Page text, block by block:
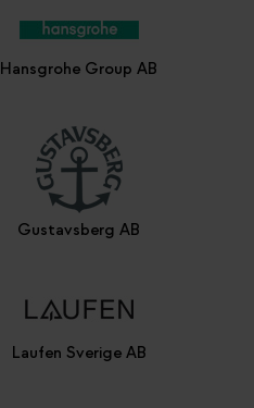
Hansgrohe Group AB
Gustavsberg AB
Laufen Sverige AB